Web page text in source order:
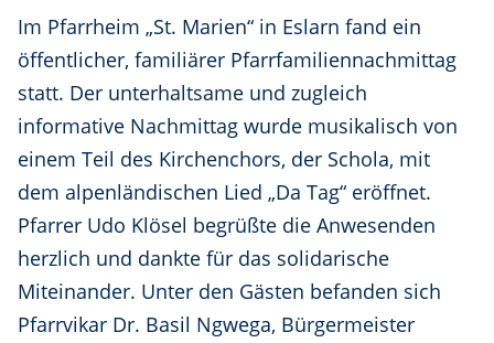
Im Pfarrheim „St. Marien“ in Eslarn fand ein
öffentlicher, familiärer Pfarrfamiliennachmittag
statt. Der unterhaltsame und zugleich
informative Nachmittag wurde musikalisch von
einem Teil des Kirchenchors, der Schola, mit
dem alpenländischen Lied „Da Tag“ eröffnet.
Pfarrer Udo Klösel begrüßte die Anwesenden
herzlich und dankte für das solidarische
Miteinander. Unter den Gästen befanden sich
Pfarrvikar Dr. Basil Ngwega, Bürgermeister